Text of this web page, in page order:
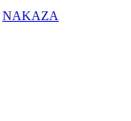
NAKAZA